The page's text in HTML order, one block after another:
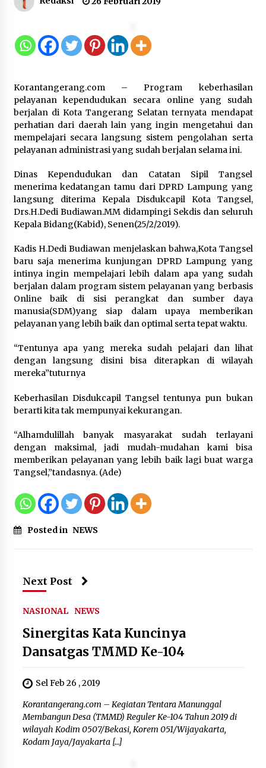
8 Agustus 2026
9 Kopi Botol Terbaik yang Praktis
untuk Menemani Aktivitas
8 Agustus 2026
Kemenpar Turut Perkuat
Pengembangan KEK Samota
sebagai Destinasi Wisata Bahari
Berkelas Dunia
Festival Lembah Baliem Perkuat
Ekonomi Masyarakat Papua
Pegunungan
8 Agustus 2026
Bakteri Yogurt, Kenali Manfaatnya
Perawatan PCOS yang Efektif untuk
Menjaga Kesuburan
8 Agustus 2026
Wamenhan Pimpin Prosesi
Tangerang Gelar Konsolidasi
Internal Jelang Pemilu 2029
Korantangerang.com – Program keberhasilan
pelayanan kependudukan secara online yang sudah
berjalan di Kota Tangerang Selatan ternyata mendapat
perhatian dari daerah lain yang ingin mengetahui dan
mempelajari secara langsung sistem pengolahan serta
pelayanan administrasi yang sudah berjalan selama ini.
Dinas Kependudukan dan Catatan Sipil Tangsel
menerima kedatangan tamu dari DPRD Lampung yang
langsung diterima Kepala Disdukcapil Kota Tangsel,
Drs.H.Dedi Budiawan.MM didampingi Sekdis dan seluruh
Kepala Bidang(Kabid), Senen(25/2/2019).
Kadis H.Dedi Budiawan menjelaskan bahwa,Kota Tangsel
baru saja menerima kunjungan DPRD Lampung yang
intinya ingin mempelajari lebih dalam apa yang sudah
berjalan dalam program sistem pelayanan yang berbasis
Online baik di sisi perangkat dan sumber daya
manusia(SDM)yang siap dalam upaya memberikan
pelayanan yang lebih baik dan optimal serta tepat waktu.
“Tentunya apa yang mereka sudah pelajari dan lihat
dengan langsung disini bisa diterapkan di wilayah
mereka”tuturnya
Keberhasilan Disdukcapil Tangsel tentunya pun bukan
berarti kita tak mempunyai kekurangan.
“Alhamdulillah banyak masyarakat sudah terlayani
dengan maksimal, jadi mudah-mudahan kami bisa
memberikan pelayanan yang lebih baik lagi buat warga
Tangsel,”tandasnya. (Ade)
Posted in NEWS
Next Post
NASIONAL NEWS
Sinergitas Kata Kuncinya
Dansatgas TMMD Ke-104
Sel Feb 26 , 2019
Korantangerang.com – Kegiatan Tentara Manunggal
Membangun Desa (TMMD) Reguler Ke-104 Tahun 2019 di
wilayah Kodim 0507/Bekasi, Korem 051/Wijayakarta,
Kodam Jaya/Jayakarta […]